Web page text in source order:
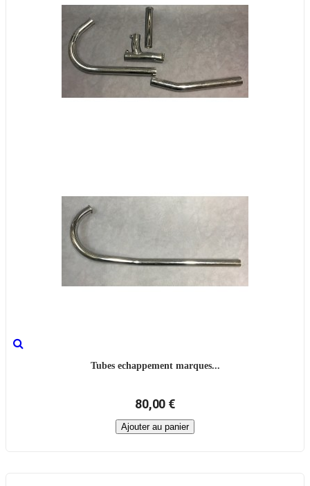
Tubes echappement marques...
80,00 €
Ajouter au panier